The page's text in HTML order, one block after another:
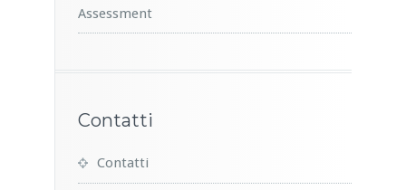
Assessment
Contatti
Contatti